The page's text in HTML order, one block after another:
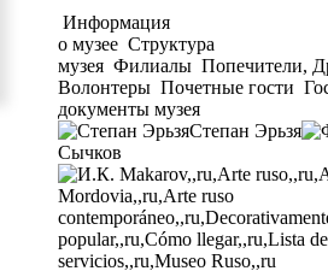
Информация
о музее Структура
музея Филиалы Попечители,
Волонтеры Почетные гости
документы музея
Степан Эрьзя
Сычков